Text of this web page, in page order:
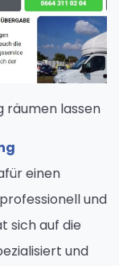
räumen lassen
einen
und
sich auf die
und